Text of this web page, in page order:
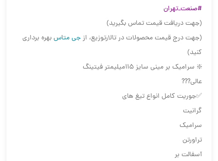
#صنعت_تهران
(جهت دریافت قیمت تماس بگیرید)
(جهت درج قیمت محصولات در تالارتوزیع، ازجی متاسبهره برداری
کنید)
❇️ سرامیک بر مینی سایز ۱۱۵میلیمتر فیتینگ
عالی???
✅جوریت کامل انواع تیغ های
گرانیت
سرامیک
تراورتن
آسفالت بر